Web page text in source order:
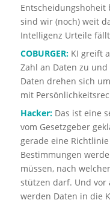
Entscheidungshoheit
sind wir (noch) weit
Intelligenz Urteile
COBURGER:KI greift
Zahl an Daten zu
Daten drehen sich
mit
Hacker:Das ist eine
vom Gesetzgeber
gerade eine
Bestimmungen
müssen, nach
stützen darf. Und vor
werden Daten in die